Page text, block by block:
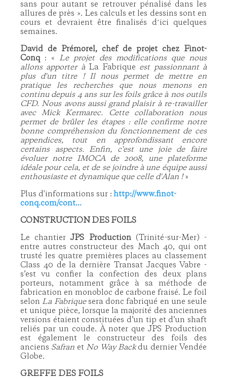
sans pour autant se retrouver pénalisé dans les
allures de près ». Les calculs et les dessins sont en
cours et devraient être finalisés dʼici quelques
semaines.
David de Prémorel, chef de projet chez Finot-
Conq : « Le projet des modifications que nous
allons apporter à La Fabrique est passionnant à
plus d'un titre ! Il nous permet de mettre en
pratique les recherches que nous menons en
continu depuis 4 ans sur les foils grâce à nos outils
CFD. Nous avons aussi grand plaisir à re-travailler
avec Mick Kermarec. Cette collaboration nous
permet de brûler les étapes : elle confirme notre
bonne compréhension du fonctionnement de ces
appendices, tout en approfondissant encore
certains aspects. Enfin, c'est une joie de faire
évoluer notre IMOCA de 2008, une plateforme
idéale pour cela, et de se joindre à une équipe aussi
enthousiaste et dynamique que celle d'Alan !»
Plus d'informations sur : http://www.finot-
conq.com/cont...
CONSTRUCTION DES FOILS
Le chantierJPS Production(Trinité-sur-Mer) -
entre autres constructeur des Mach 40, qui ont
trusté les quatre premières places au classement
Class 40 de la dernière Transat Jacques Vabre -
s’est vu confier la confection des deux plans
porteurs, notamment grâce à sa méthode de
fabrication en monobloc de carbone fraisé. Le foil
selonLa Fabriquesera donc fabriqué en une seule
et unique pièce, lorsque la majorité des anciennes
versions étaient constituées d’un tip et d’un shaft
reliés par un coude. À noter que JPS Production
est également le constructeur des foils des
anciens Safran etNo Way Backdu dernier Vendée
Globe.
GREFFE DES FOILS